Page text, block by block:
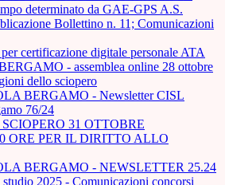
determinato da GAE-GPS A.S.
Bollettino n. 11; Comunicazioni
certificazione digitale personale ATA
- assemblea online 28 ottobre
dello sciopero
BERGAMO - Newsletter CISL
76/24
31 OTTOBRE
ORE PER IL DIRITTO ALLO
BERGAMO - NEWSLETTER 25.24
2025 - Comunicazioni concorsi